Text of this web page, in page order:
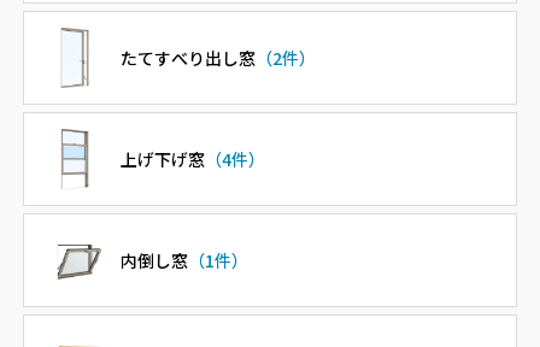
たてすべり出し窓 （2件）
上げ下げ窓 （4件）
内倒し窓 （1件）